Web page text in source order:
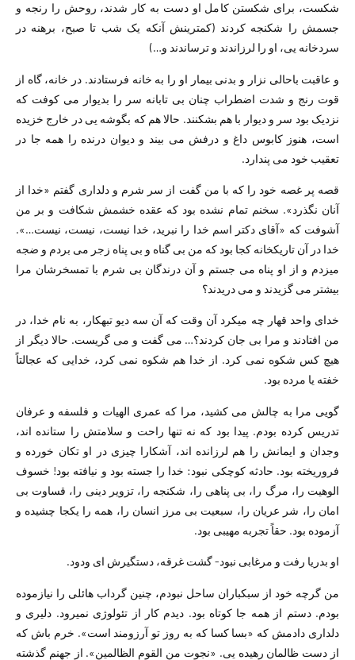
شکست، برای شکستن کامل او دست به کار شدند، روحش را رنجه و
جسمش را شکنجه کردند (کمترینش آنکه یک شب تا صبح، برهنه در
سردخانه یی، او را لرزاندند و ترساندند و…)
و عاقبت باحالی نزار و بدنی بیمار او را به خانه فرستادند. در خانه، گاه از
قوت رنج و شدت اضطراب چنان بی تابانه سر را بدیوار می کوفت که
نزدیک بود سر و دیوار با هم بشکنند. حالا هم که بگوشه یی در خارج خزیده
است، هنوز کابوس داغ و درفش می بیند و دیوان درنده را همه جا در
تعقیب خود می پندارد.
قصه پر غصه خود را که با من گفت از سر شرم و دلداری گفتم «خدا از
آنان نگذرد». سخنم تمام نشده بود که عقده خشمش شکافت و بر من
آشوفت که «آقای دکتر اسم خدا را نبرید، خدا نیست، نیست، نیست…».
خدا در آن تاریکخانه کجا بود که من بی گناه و بی پناه زجر می بردم و ضجه
میزدم و از او پناه می جستم و آن درندگان بی شرم با تمسخرشان مرا
بیشتر می گزیدند و می دریدند؟
خدای واحد قهار چه میکرد آن وقت که آن سه دیو تبهکار، به نام خدا، در
من افتادند و مرا بی جان کردند؟… می گفت و می گریست. حالا دیگر از
هیچ کس شکوه نمی کرد. از خدا هم شکوه نمی کرد، خدایی که عجالتاً
خفته یا مرده بود.
گویی مرا به چالش می کشید، مرا که عمری الهیات و فلسفه و عرفان
تدریس کرده بودم. پیدا بود که نه تنها راحت و سلامتش را ستانده اند،
وجدان و ایمانش را هم لرزانده اند، آشکارا چیزی در او تکان خورده و
فروریخته بود. حادثه کوچکی نبود: خدا را جسته بود و نیافته بود! خسوف
الوهیت را، مرگ را، بی پناهی را، شکنجه را، تزویر دینی را، قساوت بی
امان را، شر عریان را، سبعیت بی مرز انسان را، همه را یکجا چشیده و
آزموده بود. حقاً تجربه مهیبی بود.
او بدریا رفت و مرغابی نبود- گشت غرقه، دستگیرش ای ودود.
من گرچه خود از سبکباران ساحل نبودم، چنین گرداب هائلی را نیازموده
بودم. دستم از همه جا کوتاه بود. دیدم کار از تئولوژی نمیرود. دلیری و
دلداری دادمش که «بسا کسا که به روز تو آرزومند است». خرم باش که
از دست ظالمان رهیده یی. «نجوت من القوم الظالمین». از جهنم گذشته